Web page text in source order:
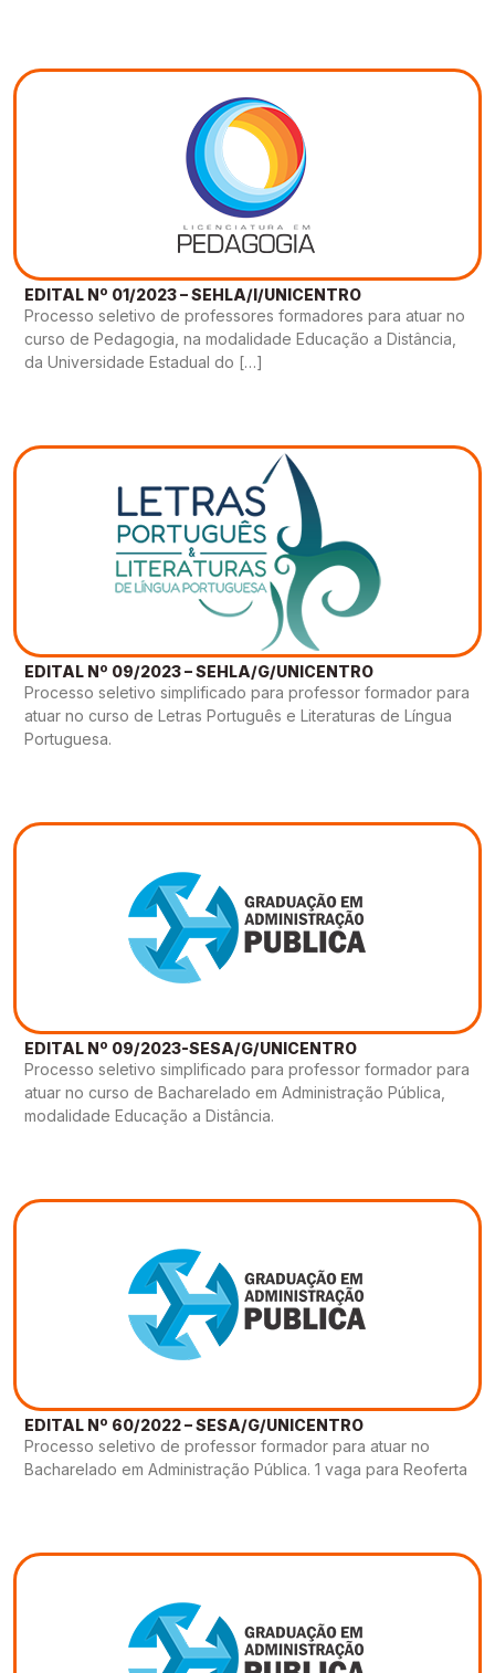
EDITAL Nº 01/2023 – SEHLA/I/UNICENTRO
Processo seletivo de professores formadores para atuar no
curso de Pedagogia, na modalidade Educação a Distância,
da Universidade Estadual do […]
EDITAL Nº 09/2023 – SEHLA/G/UNICENTRO
Processo seletivo simplificado para professor formador para
atuar no curso de Letras Português e Literaturas de Língua
Portuguesa.
EDITAL Nº 09/2023-SESA/G/UNICENTRO
Processo seletivo simplificado para professor formador para
atuar no curso de Bacharelado em Administração Pública,
modalidade Educação a Distância.
EDITAL Nº 60/2022 – SESA/G/UNICENTRO
Processo seletivo de professor formador para atuar no
Bacharelado em Administração Pública. 1 vaga para Reoferta